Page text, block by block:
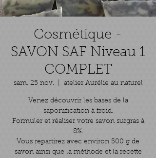
Cosmétique -
SAVON SAF Niveau 1
COMPLET
sam. 25 nov. atelier Aurélie au naturel
Venez découvrir les bases de la
saponification à froid.
Formuler et réaliser votre savon surgras à
8%.
Vous repartirez avec environ 500 g de
savon ainsi que la méthode et la recette